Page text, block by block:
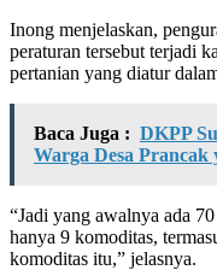
Inong menjelaskan,
peraturan tersebut terjadi
pertanian yang diatur
Baca Juga : DKPP
Warga Desa Prancak
“Jadi yang awalnya ada
hanya 9 komoditas,
komoditas itu,” jelasnya.